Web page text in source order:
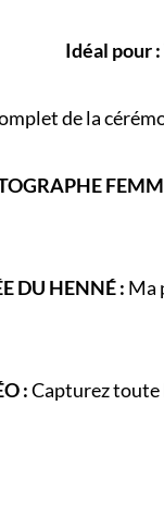
Idéal pour :
de la
DU HENNÉ : Ma
:Capturez toute